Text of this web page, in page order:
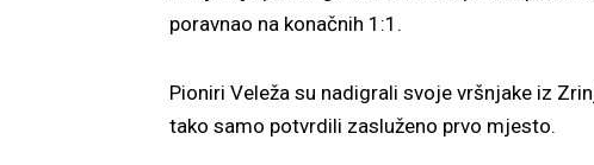
poravnao na konačnih 1:1.
Pioniri Veleža su nadigrali svoje vršnjake iz
tako samo potvrdili zasluženo prvo mjesto.